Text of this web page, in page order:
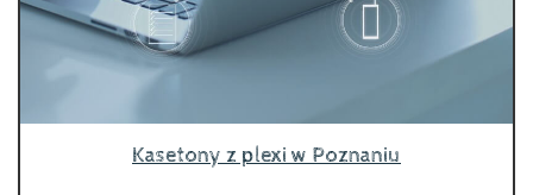
Kasetony z plexi w Poznaniu